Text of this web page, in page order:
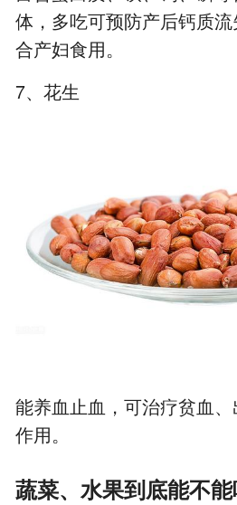
体，多吃可预防产后钙质
合产妇食用。
7、花生
能养血止血，可治疗贫血
作用。
蔬菜、水果到底能不能